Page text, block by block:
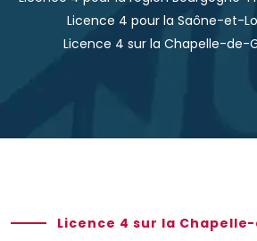
Licence 4 pour la Saône-et-
Licence 4 sur la Chapelle-de-
Licence 4 sur la